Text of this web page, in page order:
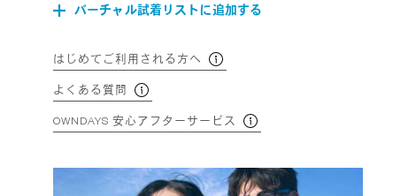
バーチャル試着リストに追加する
はじめてご利用される方へ
よくある質問
OWNDAYS 安心アフターサービス